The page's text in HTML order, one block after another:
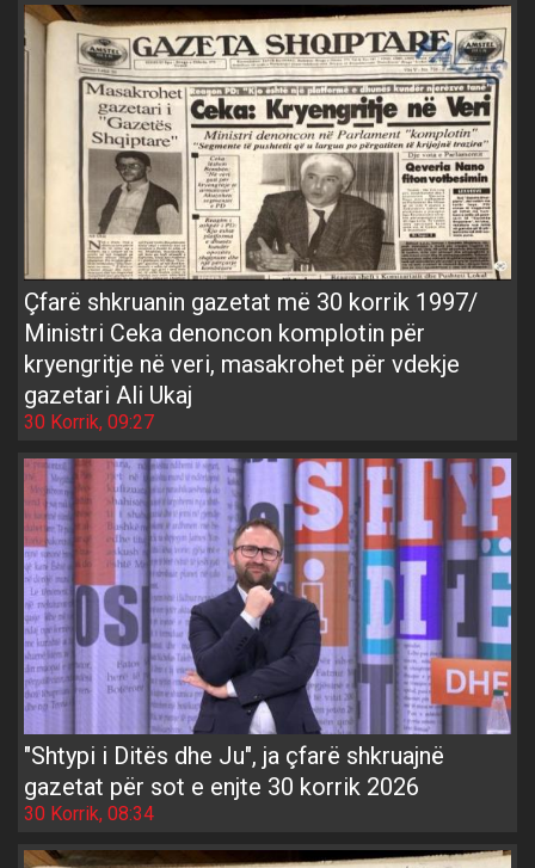
Çfarë shkruanin gazetat më 30 korrik 1997/
Ministri Ceka denoncon komplotin për
kryengritje në veri, masakrohet për vdekje
gazetari Ali Ukaj
30 Korrik, 09:27
"Shtypi i Ditës dhe Ju", ja çfarë shkruajnë
gazetat për sot e enjte 30 korrik 2026
30 Korrik, 08:34